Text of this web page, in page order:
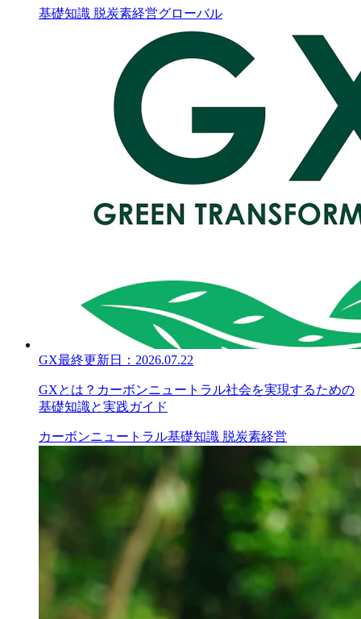
基礎知識 脱炭素経営グローバル
GX最終更新日： 2026.07.22
GXとは？カーボンニュートラル社会を実現するための
基礎知識と実践ガイド
カーボンニュートラル基礎知識 脱炭素経営